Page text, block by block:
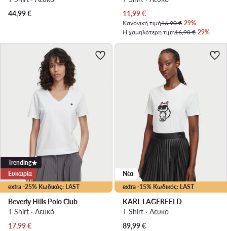
44,99€
Τρέχουσα τιμή
11,99€
Κανονική τιμή16,90 €-29%
Η χαμηλότερη τιμή16,90 €-29%
extra -25% Κωδικός: LAST
Trending
Ευκαιρία
Beverly Hills Polo Club
T-Shirt · Λευκό
Τρέχουσα τιμή
17,99€
extra -15% Κωδικός: LAST
Νέα
KARL LAGERFELD
T-Shirt · Λευκό
89,99€